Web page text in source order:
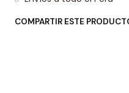
COMPARTIR ESTE